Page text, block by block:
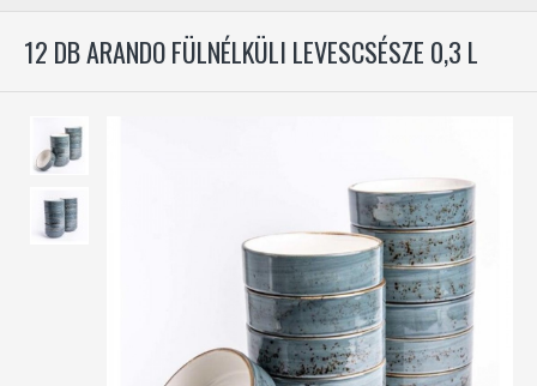
12 DB ARANDO FÜLNÉLKÜLI LEVESCSÉSZE 0,3 L